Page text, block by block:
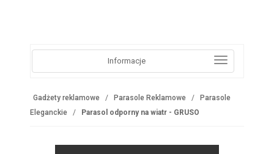
Informacje
Gadżety reklamowe Parasole Reklamowe
Parasole
Eleganckie
Parasol odporny na wiatr - GRUSO